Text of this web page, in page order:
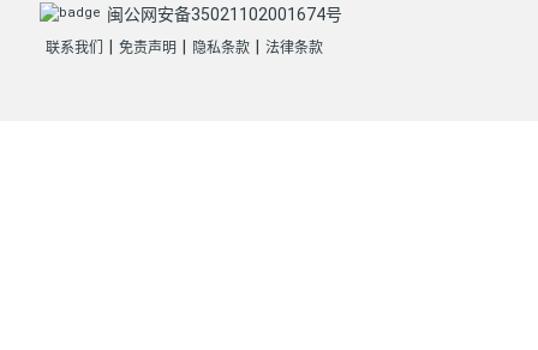
闽公网安备35021102001674号
联系我们 免责声明 隐私条款 法律条款